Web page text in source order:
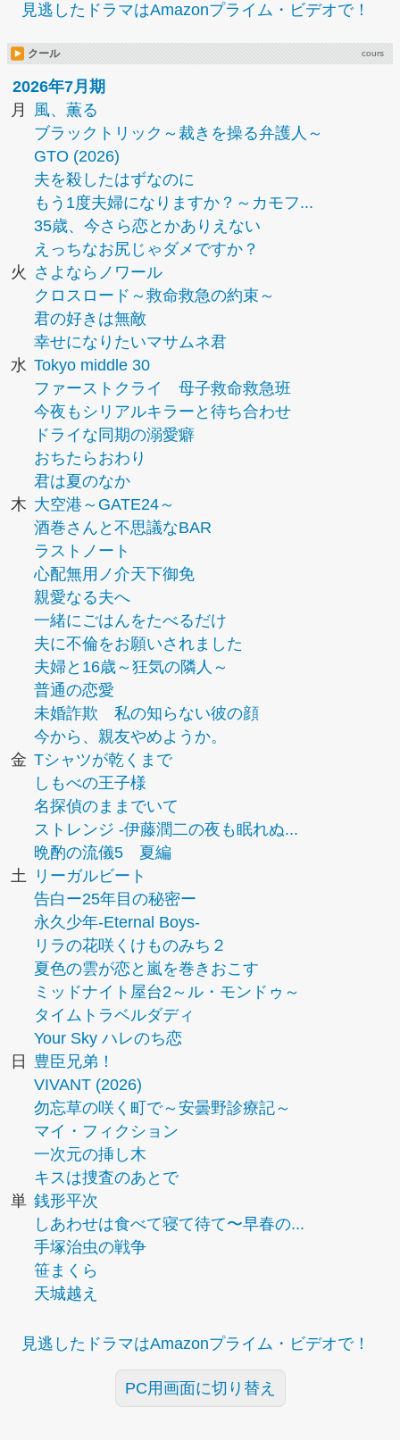
見逃したドラマはAmazonプライム・ビデオで！
クール cours
2026年7月期
月
風、薫る
ブラックトリック～裁きを操る弁護人～
GTO (2026)
夫を殺したはずなのに
もう1度夫婦になりますか？～カモフ...
35歳、今さら恋とかありえない
えっちなお尻じゃダメですか？
火
さよならノワール
クロスロード～救命救急の約束～
君の好きは無敵
幸せになりたいマサムネ君
水 Tokyo middle 30
ファーストクライ 母子救命救急班
今夜もシリアルキラーと待ち合わせ
ドライな同期の溺愛癖
おちたらおわり
君は夏のなか
木 大空港～GATE24～
酒巻さんと不思議なBAR
ラストノート
心配無用ノ介天下御免
親愛なる夫へ
一緒にごはんをたべるだけ
夫に不倫をお願いされました
夫婦と16歳～狂気の隣人～
普通の恋愛
未婚詐欺 私の知らない彼の顔
今から、親友やめようか。
金 Tシャツが乾くまで
しもべの王子様
名探偵のままでいて
ストレンジ -伊藤潤二の夜も眠れぬ...
晩酌の流儀5 夏編
土
リーガルビート
告白ー25年目の秘密ー
永久少年-Eternal Boys-
リラの花咲くけものみち２
夏色の雲が恋と嵐を巻きおこす
ミッドナイト屋台2～ル・モンドゥ～
タイムトラベルダディ
Your Sky ハレのち恋
日
豊臣兄弟！
VIVANT (2026)
勿忘草の咲く町で～安曇野診療記～
マイ・フィクション
一次元の挿し木
キスは捜査のあとで
単 銭形平次
しあわせは食べて寝て待て〜早春の...
手塚治虫の戦争
笹まくら
天城越え
見逃したドラマはAmazonプライム・ビデオで！
PC用画面に切り替え